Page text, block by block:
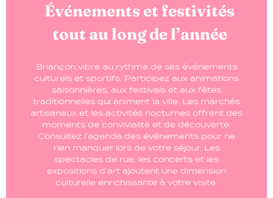
Événements et festivités
tout au long de l’année
Briançon vibre au rythme de ses événements
culturels et sportifs. Participez aux animations
saisonnières, aux festivals et aux fêtes
traditionnelles qui animent la ville. Les marchés
artisanaux et les activités nocturnes offrent des
moments de convivialité et de découverte.
Consultez l’agenda des événements pour ne
rien manquer lors de votre séjour. Les
spectacles de rue, les concerts et les
expositions d’art ajoutent une dimension
culturelle enrichissante à votre visite.